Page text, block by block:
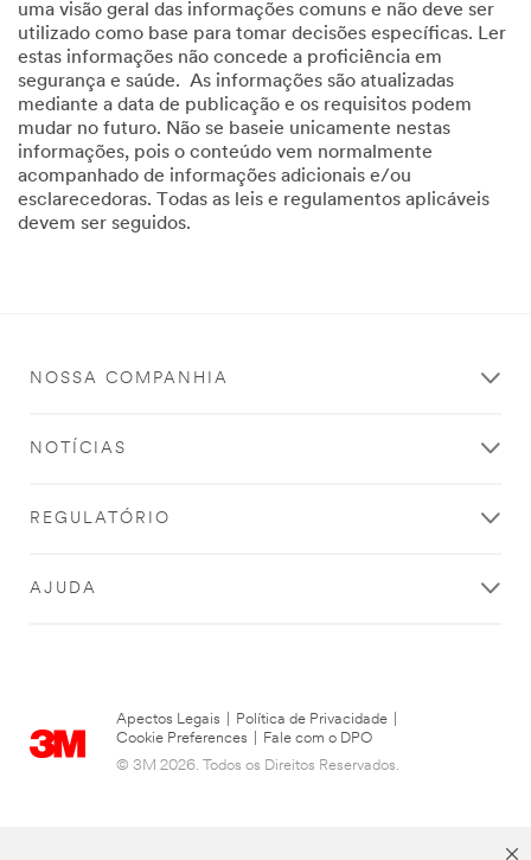
uma visão geral das informações comuns e não deve ser
utilizado como base para tomar decisões específicas. Ler
estas informações não concede a proficiência em
segurança e saúde. As informações são atualizadas
mediante a data de publicação e os requisitos podem
mudar no futuro. Não se baseie unicamente nestas
informações, pois o conteúdo vem normalmente
acompanhado de informações adicionais e/ou
esclarecedoras. Todas as leis e regulamentos aplicáveis
devem ser seguidos.
NOSSA COMPANHIA
NOTÍCIAS
REGULATÓRIO
AJUDA
Apectos Legais Política de Privacidade
Cookie Preferences
Fale com o DPO
© 3M 2026. Todos os Direitos Reservados.